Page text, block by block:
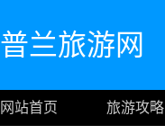
普兰旅游网
网站首页 旅游攻略